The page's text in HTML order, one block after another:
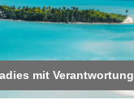
mit Verantwortung